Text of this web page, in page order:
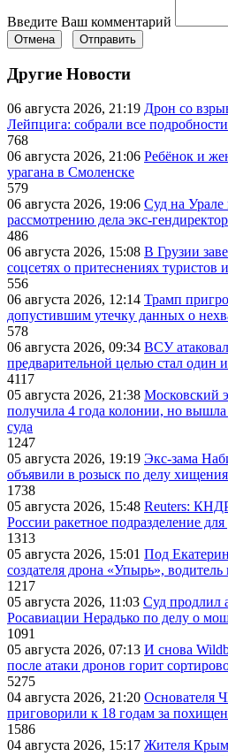
Введите Ваш комментарий
Отмена Отправить
Другие Новости
06 августа 2026, 21:19 Дрон со
Лейпцига: собрали все подробности
768
06 августа 2026, 21:06 Ребёнок и
урагана в Смоленске
579
06 августа 2026, 19:06 Суд на Урале
рассмотрению дела экс-
486
06 августа 2026, 15:08 В Грузии
соцсетях о притеснениях туристов
556
06 августа 2026, 12:14 Трамп
допустившим утечку данных о
578
06 августа 2026, 09:34 ВСУ
предварительной целью стал
4117
05 августа 2026, 21:38 Московский
получила 4 года колонии, но вышла
суда
1247
05 августа 2026, 19:19 Экс-зама
объявили в розыск по делу
1738
05 августа 2026, 15:48 Reuters:
России ракетное подразделение
1313
05 августа 2026, 15:01 Под
создателя дрона «Упырь», водитель
1217
05 августа 2026, 11:03 Суд продлил
Росавиации Нерадько по делу о
1091
05 августа 2026, 07:13 И снова
после атаки дронов горит
5275
04 августа 2026, 21:20 Основателя
приговорили к 18 годам за
1586
04 августа 2026, 15:17 Жителя